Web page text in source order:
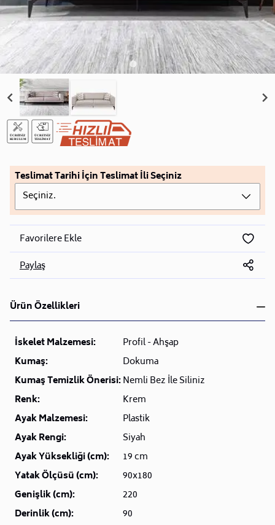
Teslimat Tarihi İçin Teslimat İli Seçiniz
Seçiniz.
Favorilere Ekle
Paylaş
Ürün Özellikleri
İskelet Malzemesi:
Profil - Ahşap
Kumaş:
Dokuma
Kumaş Temizlik Önerisi:Nemli Bez İle Siliniz
Renk:
Krem
Ayak Malzemesi:
Plastik
Ayak Rengi:
Siyah
Ayak Yüksekliği (cm):
19 cm
Yatak Ölçüsü (cm):
90x180
Genişlik (cm):
220
Derinlik (cm):
90